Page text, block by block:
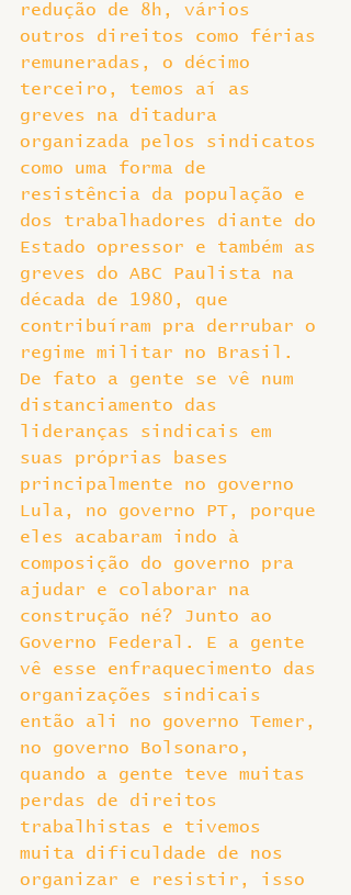
redução de 8h, vários
outros direitos como férias
remuneradas, o décimo
terceiro, temos aí as
greves na ditadura
organizada pelos sindicatos
como uma forma de
resistência da população e
dos trabalhadores diante do
Estado opressor e também as
greves do ABC Paulista na
década de 1980, que
contribuíram pra derrubar o
regime militar no Brasil.
De fato a gente se vê num
distanciamento das
lideranças sindicais em
suas próprias bases
principalmente no governo
Lula, no governo PT, porque
eles acabaram indo à
composição do governo pra
ajudar e colaborar na
construção né? Junto ao
Governo Federal. E a gente
vê esse enfraquecimento das
organizações sindicais
então ali no governo Temer,
no governo Bolsonaro,
quando a gente teve muitas
perdas de direitos
trabalhistas e tivemos
muita dificuldade de nos
organizar e resistir, isso